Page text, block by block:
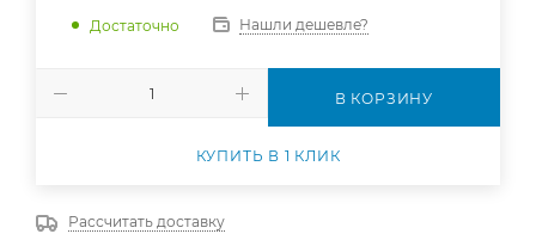
Достаточно Нашли дешевле?
В КОРЗИНУ
КУПИТЬ В 1 КЛИК
Рассчитать доставку